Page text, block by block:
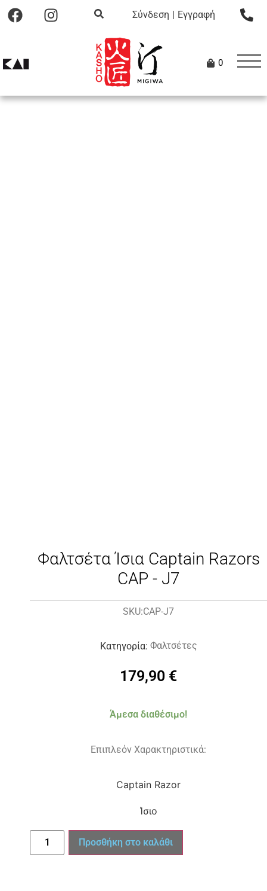
Σύνδεση | Εγγραφή
0
Φαλτσέτα Ίσια Captain Razors
CAP - J7
SKU:CAP-J7
Κατηγορία: Φαλτσέτες
179,90 €
Άμεσα διαθέσιμο!
Επιπλεόν Χαρακτηριστικά:
Captain Razor
Ίσιο
Προσθήκη στο καλάθι